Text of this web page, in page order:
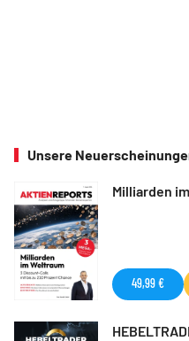
Unsere
Milliarden
49,99 €